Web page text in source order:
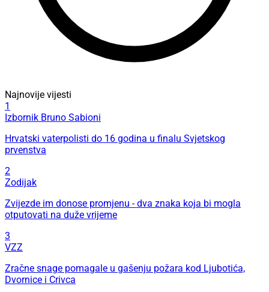
Najnovije vijesti
1
Izbornik Bruno Sabioni
Hrvatski vaterpolisti do 16 godina u finalu Svjetskog
prvenstva
2
Zodijak
Zvijezde im donose promjenu - dva znaka koja bi mogla
otputovati na duže vrijeme
3
VZZ
Zračne snage pomagale u gašenju požara kod Ljubotića,
Dvornice i Crivca